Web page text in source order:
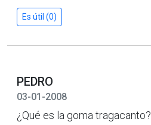
Es útil (0)
PEDRO
03-01-2008
¿Qué es la goma tragacanto?